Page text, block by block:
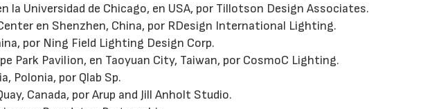
la Universidad de Chicago, en USA, por Tillotson Design Associates.
en Shenzhen, China, por RDesign International Lighting.
por Ning Field Lighting Design Corp.
Park Pavilion, en Taoyuan City, Taiwan, por CosmoC Lighting.
Polonia, por Qlab Sp.
Canada, por Arup and Jill Anholt Studio.